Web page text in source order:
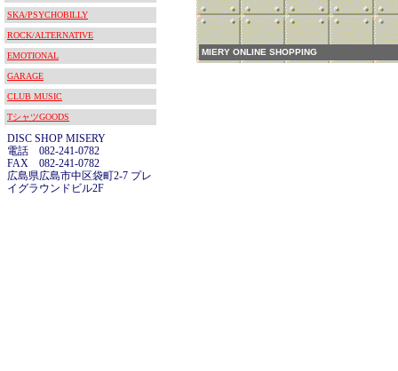
SKA/PSYCHOBILLY
ROCK/ALTERNATIVE
EMOTIONAL
GARAGE
CLUB MUSIC
TシャツGOODS
DISC SHOP MISERY
電話 082-241-0782
FAX 082-241-0782
広島県広島市中区袋町2-7 プレ
イグラウンドビル2F
MIERY ONLINE SHOPPING